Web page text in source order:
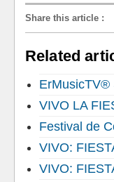
Share this article :
Related
ErMusicTV®
VIVO LA
Festival de
VIVO:
VIVO: